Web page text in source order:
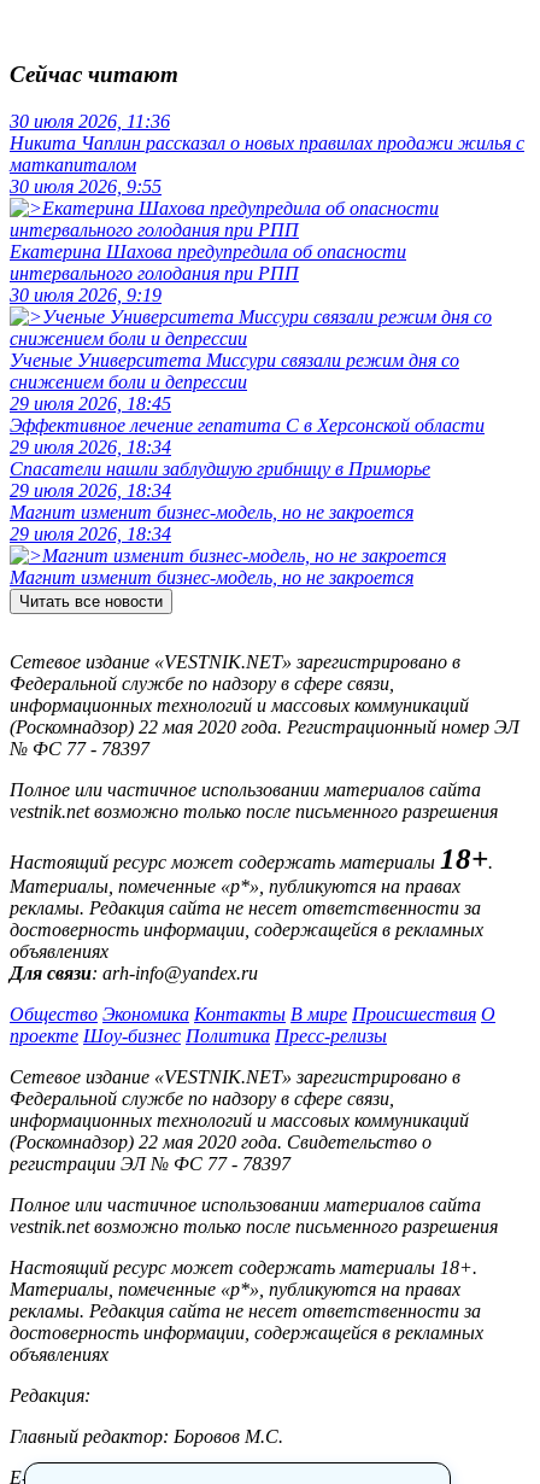
Сейчас читают
30 июля 2026, 11:36
Никита Чаплин рассказал о новых правилах продажи жилья с
маткапиталом
30 июля 2026, 9:55
Екатерина Шахова предупредила об опасности
интервального голодания при РПП
30 июля 2026, 9:19
Ученые Университета Миссури связали режим дня со
снижением боли и депрессии
29 июля 2026, 18:45
Эффективное лечение гепатита C в Херсонской области
29 июля 2026, 18:34
Спасатели нашли заблудшую грибницу в Приморье
29 июля 2026, 18:34
Магнит изменит бизнес-модель, но не закроется
29 июля 2026, 18:34
Магнит изменит бизнес-модель, но не закроется
Читать все новости
Сетевое издание «VESTNIK.NET» зарегистрировано в
Федеральной службе по надзору в сфере связи,
информационных технологий и массовых коммуникаций
(Роскомнадзор) 22 мая 2020 года. Регистрационный номер ЭЛ
№ ФС 77 - 78397
Полное или частичное использовании материалов сайта
vestnik.net возможно только после письменного разрешения
Настоящий ресурс может содержать материалы 18+.
Материалы, помеченные «р*», публикуются на правах
рекламы. Редакция сайта не несет ответственности за
достоверность информации, содержащейся в рекламных
объявлениях
Для связи: arh-info@yandex.ru
Общество Экономика Контакты В мире Происшествия О
проекте Шоу-бизнес Политика Пресс-релизы
Сетевое издание «VESTNIK.NET» зарегистрировано в
Федеральной службе по надзору в сфере связи,
информационных технологий и массовых коммуникаций
(Роскомнадзор) 22 мая 2020 года. Свидетельство о
регистрации ЭЛ № ФС 77 - 78397
Полное или частичное использовании материалов сайта
vestnik.net возможно только после письменного разрешения
Настоящий ресурс может содержать материалы 18+.
Материалы, помеченные «р*», публикуются на правах
рекламы. Редакция сайта не несет ответственности за
достоверность информации, содержащейся в рекламных
объявлениях
Редакция:
Главный редактор: Боровов М.С.
E-mail: site@vestnik.net, reb.msk@yandex.ru